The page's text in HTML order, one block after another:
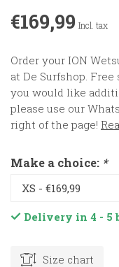
€169,99 Incl. tax
Order your ION
at De Surfshop. Free
you would like
please use our
right of the page!
Make a choice: *
Delivery in 4 - 5
Size chart